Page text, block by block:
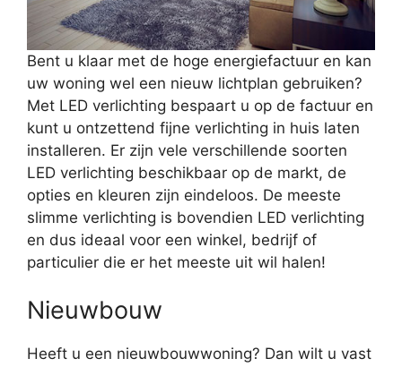
Bent u klaar met de hoge energiefactuur en kan
uw woning wel een nieuw lichtplan gebruiken?
Met LED verlichting bespaart u op de factuur en
kunt u ontzettend fijne verlichting in huis laten
installeren. Er zijn vele verschillende soorten
LED verlichting beschikbaar op de markt, de
opties en kleuren zijn eindeloos. De meeste
slimme verlichting is bovendien LED verlichting
en dus ideaal voor een winkel, bedrijf of
particulier die er het meeste uit wil halen!
Nieuwbouw
Heeft u een nieuwbouwwoning? Dan wilt u vast